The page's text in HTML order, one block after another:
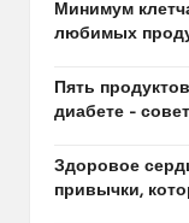
Минимум
любимых
Пять
диабете –
Здоровое
привычки,